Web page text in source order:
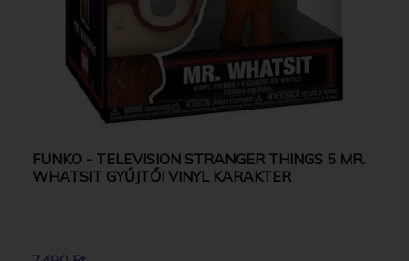
FUNKO - TELEVISION STRANGER THINGS 5 MR.
WHATSIT GYŰJTŐI VINYL KARAKTER